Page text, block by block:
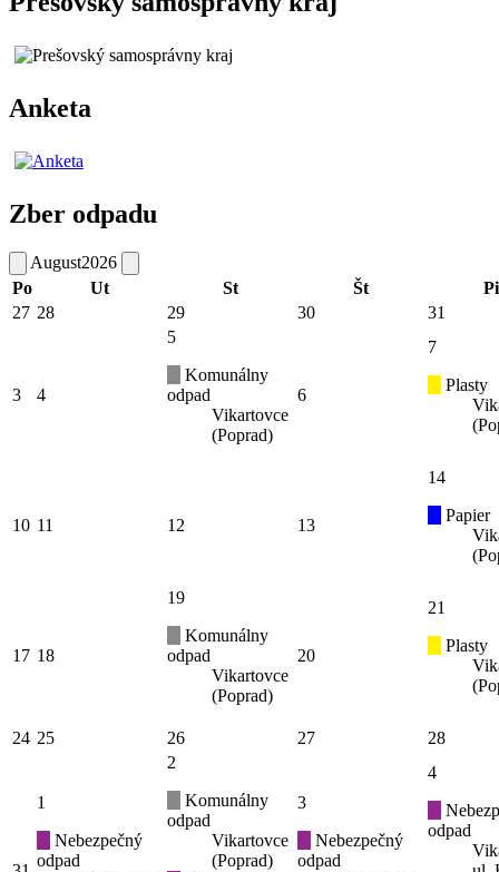
Anketa
Zber odpadu
August2026
Po
Ut St Št
Pi
27 28 29 30 31
3 4
5
Komunálny
odpad
Vikartovce
(Poprad)
6
7
Plasty
10 11 12 13
14
Papier
17 18
19
Komunálny
odpad
Vikartovce
(Poprad)
20
21
Plasty
24 25 26 27 28
1
Nebezpečný
odpad
2
Komunálny
odpad
Vikartovce
(Poprad)
3
Nebezpečný
odpad
4
odpad